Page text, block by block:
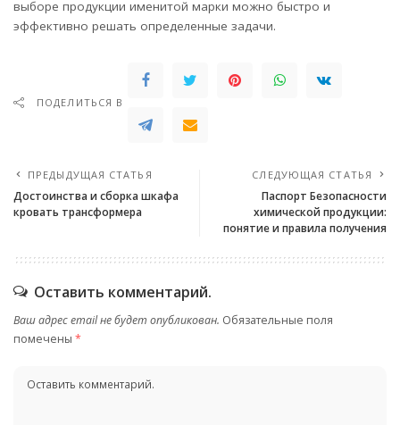
выборе продукции именитой марки можно быстро и
эффективно решать определенные задачи.
ПОДЕЛИТЬСЯ В
ПРЕДЫДУЩАЯ СТАТЬЯ
Достоинства и сборка шкафа
кровать трансформера
СЛЕДУЮЩАЯ СТАТЬЯ
Паспорт Безопасности
химической продукции:
понятие и правила получения
Оставить комментарий.
Ваш адрес email не будет опубликован. Обязательные поля
помечены *